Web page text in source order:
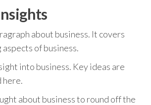
about business. It covers
of business.
into business. Key ideas are
here.
about business to round off the